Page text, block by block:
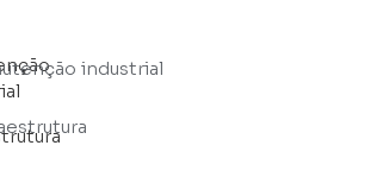
industrial